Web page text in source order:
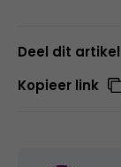
Deel dit artikel
Kopieer link